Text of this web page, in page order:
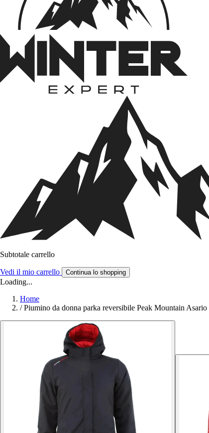
Subtotale carrello
Vedi il mio carrello Continua lo shopping
Loading...
Home
/ Piumino da donna parka reversibile Peak Mountain Asario